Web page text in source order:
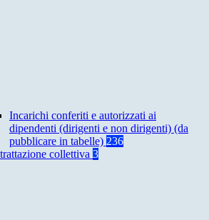
Incarichi conferiti e autorizzati ai
dipendenti (dirigenti e non dirigenti) (da
pubblicare in tabelle) 236
collettiva 3